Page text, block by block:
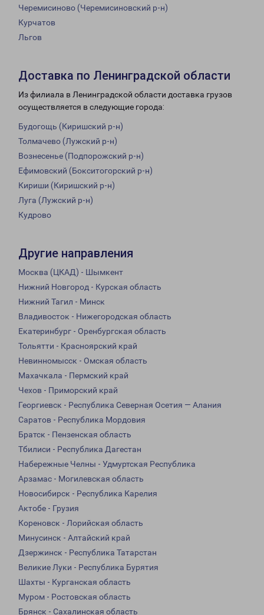
Черемисиново (Черемисиновский р-н)
Курчатов
Льгов
Доставка по Ленинградской области
Из филиала в Ленинградской области доставка грузов
осуществляется в следующие города:
Будогощь (Киришский р-н)
Толмачево (Лужский р-н)
Вознесенье (Подпорожский р-н)
Ефимовский (Бокситогорский р-н)
Кириши (Киришский р-н)
Луга (Лужский р-н)
Кудрово
Другие направления
Москва (ЦКАД) - Шымкент
Нижний Новгород - Курская область
Нижний Тагил - Минск
Владивосток - Нижегородская область
Екатеринбург - Оренбургская область
Тольятти - Красноярский край
Невинномысск - Омская область
Махачкала - Пермский край
Чехов - Приморский край
Георгиевск - Республика Северная Осетия — Алания
Саратов - Республика Мордовия
Братск - Пензенская область
Тбилиси - Республика Дагестан
Набережные Челны - Удмуртская Республика
Арзамас - Могилевская область
Новосибирск - Республика Карелия
Актобе - Грузия
Кореновск - Лорийская область
Минусинск - Алтайский край
Дзержинск - Республика Татарстан
Великие Луки - Республика Бурятия
Шахты - Курганская область
Муром - Ростовская область
Брянск - Сахалинская область